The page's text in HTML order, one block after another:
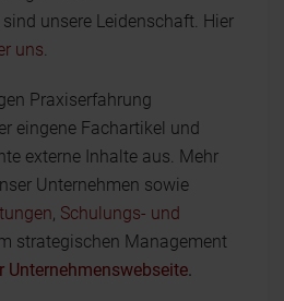
unsere Leidenschaft. Hier
uns.
Praxiserfahrung
eingene Fachartikel und
externe Inhalte aus. Mehr
Unternehmen sowie
, Schulungs- und
strategischen Management
Unternehmenswebseite.